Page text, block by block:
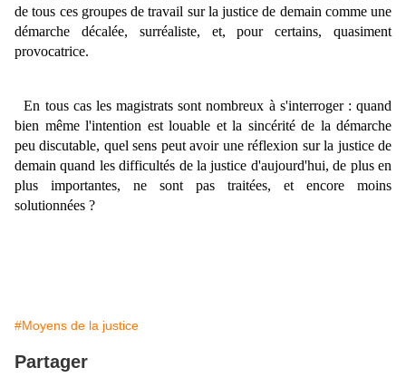
de tous ces groupes de travail sur la justice de demain comme une
démarche décalée, surréaliste, et, pour certains, quasiment
provocatrice.
En tous cas les magistrats sont nombreux à s'interroger : quand
bien même l'intention est louable et la sincérité de la démarche
peu discutable, quel sens peut avoir une réflexion sur la justice de
demain quand les difficultés de la justice d'aujourd'hui, de plus en
plus importantes, ne sont pas traitées, et encore moins
solutionnées ?
#Moyens de la justice
Partager